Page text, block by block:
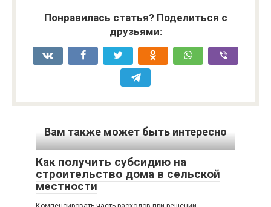
Понравилась статья? Поделиться с
друзьями:
Вам также может быть интересно
Как получить субсидию на
строительство дома в сельской
местности